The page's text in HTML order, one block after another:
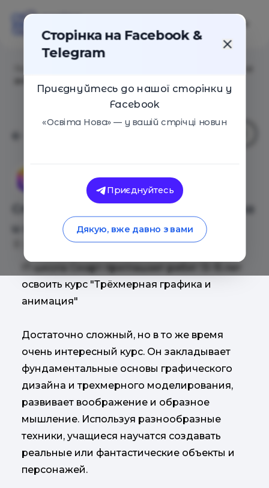
IT-школа СМАРТ (Дніпро)
Старт курса "Трёхмерная графика
и анимация"
20 Січня 2018 1474
IT-школа Смарт приглашает ребят 13-15 лет
освоить курс "Трёхмерная графика и
анимация"
Достаточно сложный, но в то же время
очень интересный курс. Он закладывает
фундаментальные основы графического
дизайна и трехмерного моделирования,
развивает воображение и образное
мышление. Используя разнообразные
техники, учащиеся научатся создавать
реальные или фантастические объекты и
персонажей.
Сторінка на Facebook &
Telegram
Приєднуйтесь до нашої сторінки у
Facebook
«Освіта Нова» — у вашій стрічці новин
Приєднуйтесь
Дякую, вже давно з вами